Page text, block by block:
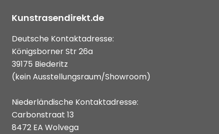
Kunstrasendirekt.de
Deutsche Kontaktadresse:
Königsborner Str 26a
39175 Biederitz
(kein Ausstellungsraum/Showroom)
Niederländische Kontaktadresse:
Carbonstraat 13
8472 EA Wolvega